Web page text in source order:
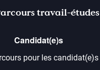
travail-études
Candidat(e)s
pour les candidat(e)s